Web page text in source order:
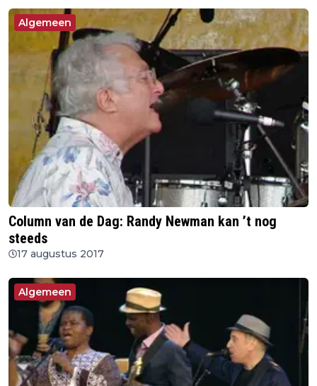
Algemeen
Column van de Dag: Randy Newman kan ’t nog
steeds
17 augustus 2017
Algemeen